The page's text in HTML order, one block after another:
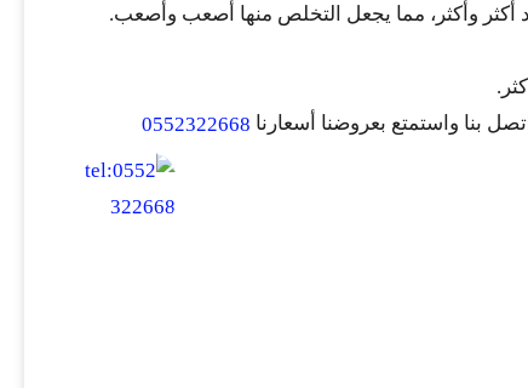
أكثر وأكثر، مما يجعل التخلص منها أصعب وأصعب.
بنا واستمتع بعروضنا أسعارنا 0552322668